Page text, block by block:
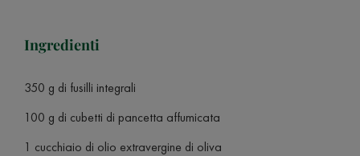
Ingredienti
350 g di fusilli integrali
100 g di cubetti di pancetta affumicata
1 cucchiaio di olio extravergine di oliva